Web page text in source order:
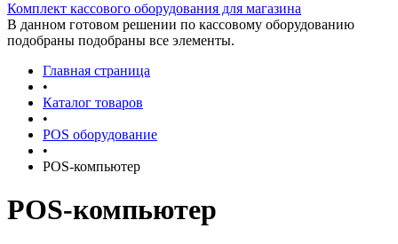
Комплект кассового оборудования для магазина
В данном готовом решении по кассовому оборудованию
подобраны подобраны все элементы.
Главная страница
•
Каталог товаров
•
POS оборудование
•
POS-компьютер
POS-компьютер